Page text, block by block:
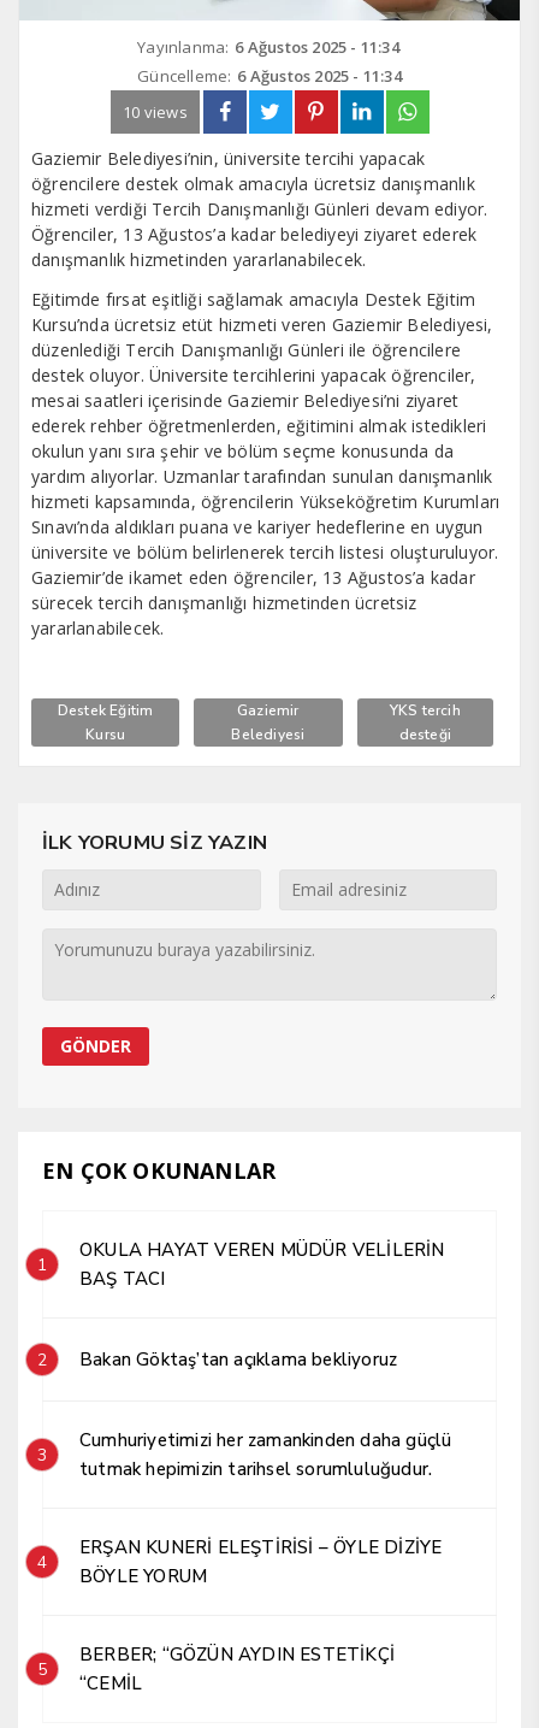
Yayınlanma: 6 Ağustos 2025 - 11:34
Güncelleme: 6 Ağustos 2025 - 11:34
10 views
Gaziemir Belediyesi’nin, üniversite tercihi yapacak
öğrencilere destek olmak amacıyla ücretsiz danışmanlık
hizmeti verdiği Tercih Danışmanlığı Günleri devam ediyor.
Öğrenciler, 13 Ağustos’a kadar belediyeyi ziyaret ederek
danışmanlık hizmetinden yararlanabilecek.
Eğitimde fırsat eşitliği sağlamak amacıyla Destek Eğitim
Kursu’nda ücretsiz etüt hizmeti veren Gaziemir Belediyesi,
düzenlediği Tercih Danışmanlığı Günleri ile öğrencilere
destek oluyor. Üniversite tercihlerini yapacak öğrenciler,
mesai saatleri içerisinde Gaziemir Belediyesi’ni ziyaret
ederek rehber öğretmenlerden, eğitimini almak istedikleri
okulun yanı sıra şehir ve bölüm seçme konusunda da
yardım alıyorlar. Uzmanlar tarafından sunulan danışmanlık
hizmeti kapsamında, öğrencilerin Yükseköğretim Kurumları
Sınavı’nda aldıkları puana ve kariyer hedeflerine en uygun
üniversite ve bölüm belirlenerek tercih listesi oluşturuluyor.
Gaziemir’de ikamet eden öğrenciler, 13 Ağustos’a kadar
sürecek tercih danışmanlığı hizmetinden ücretsiz
yararlanabilecek.
Destek Eğitim
Kursu
Gaziemir
Belediyesi
YKS tercih
desteği
İLK YORUMU SİZ YAZIN
EN ÇOK OKUNANLAR
1
OKULA HAYAT VEREN MÜDÜR VELİLERİN
BAŞ TACI
2 Bakan Göktaş’tan açıklama bekliyoruz
3
Cumhuriyetimizi her zamankinden daha güçlü
tutmak hepimizin tarihsel sorumluluğudur.
4
ERŞAN KUNERİ ELEŞTİRİSİ – ÖYLE DİZİYE
BÖYLE YORUM
5
BERBER; “GÖZÜN AYDIN ESTETİKÇİ
“CEMİL